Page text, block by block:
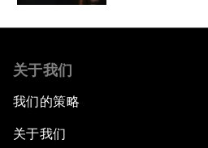
关于我们
我们的策略
关于我们